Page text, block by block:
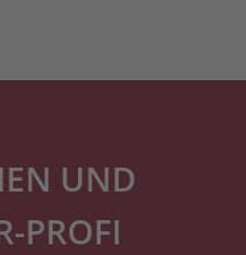
UND
PROFI